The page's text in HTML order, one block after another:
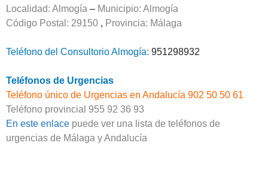
Localidad: Almogía – Municipio: Almogía
Código Postal: 29150 , Provincia: Málaga
Teléfono del Consultorio Almogía: 951298932
Teléfonos de Urgencias
Teléfono único de Urgencias en Andalucía 902 50 50 61
Teléfono provincial 955 92 36 93
En este enlace puede ver una lista de teléfonos de
urgencias de Málaga y Andalucía